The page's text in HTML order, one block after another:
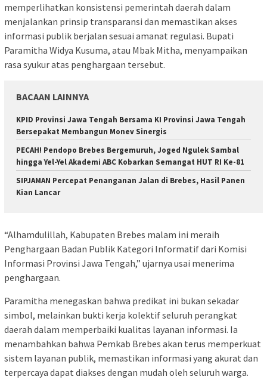
memperlihatkan konsistensi pemerintah daerah dalam
menjalankan prinsip transparansi dan memastikan akses
informasi publik berjalan sesuai amanat regulasi. Bupati
Paramitha Widya Kusuma, atau Mbak Mitha, menyampaikan
rasa syukur atas penghargaan tersebut.
BACAAN LAINNYA
KPID Provinsi Jawa Tengah Bersama KI Provinsi Jawa Tengah
Bersepakat Membangun Monev Sinergis
PECAH! Pendopo Brebes Bergemuruh, Joged Ngulek Sambal
hingga Yel-Yel Akademi ABC Kobarkan Semangat HUT RI Ke-81
SIPJAMAN Percepat Penanganan Jalan di Brebes, Hasil Panen
Kian Lancar
“Alhamdulillah, Kabupaten Brebes malam ini meraih
Penghargaan Badan Publik Kategori Informatif dari Komisi
Informasi Provinsi Jawa Tengah,” ujarnya usai menerima
penghargaan.
Paramitha menegaskan bahwa predikat ini bukan sekadar
simbol, melainkan bukti kerja kolektif seluruh perangkat
daerah dalam memperbaiki kualitas layanan informasi. Ia
menambahkan bahwa Pemkab Brebes akan terus memperkuat
sistem layanan publik, memastikan informasi yang akurat dan
terpercaya dapat diakses dengan mudah oleh seluruh warga.